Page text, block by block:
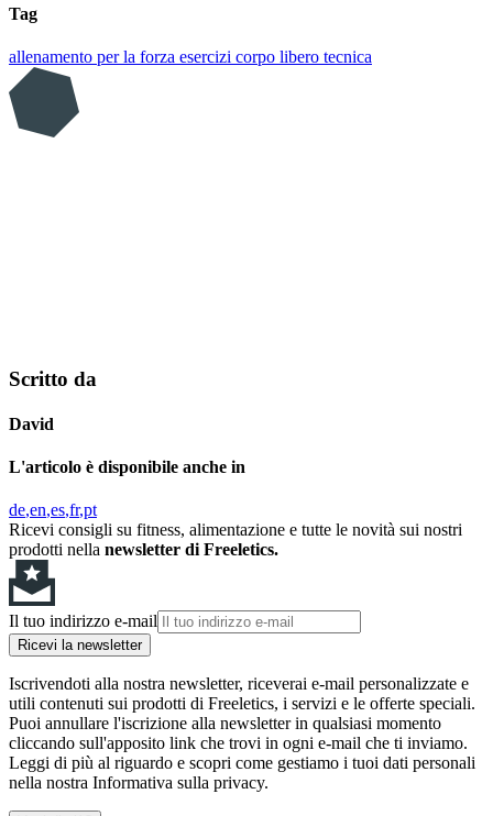
Tag
allenamento per la forza esercizi corpo libero tecnica
Scritto da
David
L'articolo è disponibile anche in
de en es fr pt
Ricevi consigli su fitness, alimentazione e tutte le novità sui nostri
prodotti nella newsletter di Freeletics.
Il tuo indirizzo e-mail
Ricevi la newsletter
Iscrivendoti alla nostra newsletter, riceverai e-mail personalizzate e
utili contenuti sui prodotti di Freeletics, i servizi e le offerte speciali.
Puoi annullare l'iscrizione alla newsletter in qualsiasi momento
cliccando sull'apposito link che trovi in ogni e-mail che ti inviamo.
Leggi di più al riguardo e scopri come gestiamo i tuoi dati personali
nella nostra Informativa sulla privacy.